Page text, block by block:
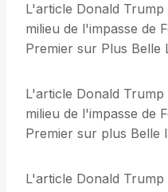
L'article Donald
milieu de l'impasse de
Premier sur Plus Belle
L'article Donald
milieu de l'impasse de
Premier sur plus Belle
L'article Donald